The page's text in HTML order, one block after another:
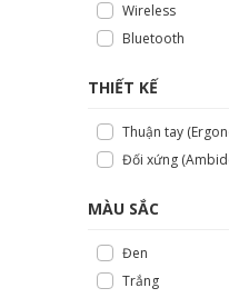
Wireless
Bluetooth
THIẾT KẾ
Thuận tay
Đối xứng
MÀU SẮC
Đen
Trắng